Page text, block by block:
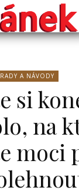
RADY A NÁVODY
si
na
moci